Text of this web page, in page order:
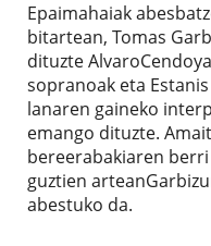
Epaimahaiak
bitartean, Tomas
dituzte
sopranoak eta
lanaren gaineko
emango dituzte.
bereerabakiaren
guztien
abestuko da.